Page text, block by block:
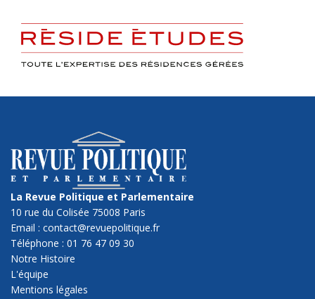
La Revue Politique et Parlementaire
10 rue du Colisée 75008 Paris
Email : contact@revuepolitique.fr
Téléphone : 01 76 47 09 30
Notre Histoire
L'équipe
Mentions légales